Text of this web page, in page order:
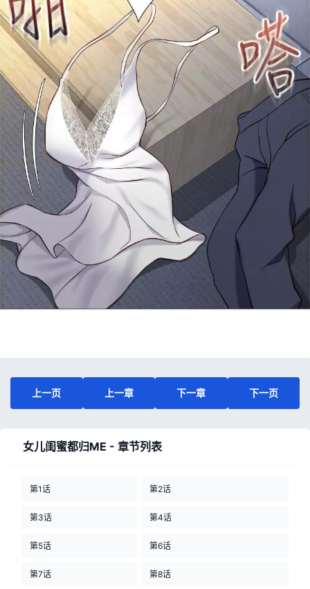
上一页 上一章 下一章 下一页
女儿闺蜜都归ME - 章节列表
第1话 第2话
第3话 第4话
第5话 第6话
第7话 第8话